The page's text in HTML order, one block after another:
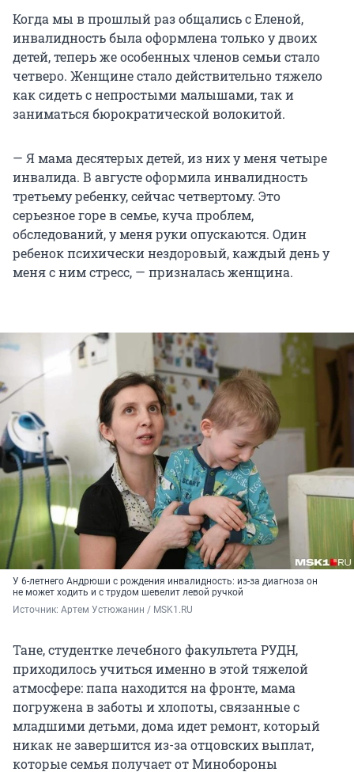
Когда мы в прошлый раз общались с Еленой,
инвалидность была оформлена только у двоих
детей, теперь же особенных членов семьи стало
четверо. Женщине стало действительно тяжело
как сидеть с непростыми малышами, так и
заниматься бюрократической волокитой.
— Я мама десятерых детей, из них у меня четыре
инвалида. В августе оформила инвалидность
третьему ребенку, сейчас четвертому. Это
серьезное горе в семье, куча проблем,
обследований, у меня руки опускаются. Один
ребенок психически нездоровый, каждый день у
меня с ним стресс, — призналась женщина.
У 6-летнего Андрюши с рождения инвалидность: из-за диагноза он
не может ходить и с трудом шевелит левой ручкой
Источник: Артем Устюжанин / MSK1.RU
Тане, студентке лечебного факультета РУДН,
приходилось учиться именно в этой тяжелой
атмосфере: папа находится на фронте, мама
погружена в заботы и хлопоты, связанные с
младшими детьми, дома идет ремонт, который
никак не завершится из-за отцовских выплат,
которые семья получает от Минобороны